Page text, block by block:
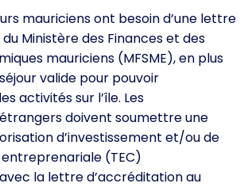
mauriciens ont besoin d’une lettre
Ministère des Finances et des
mauriciens (MFSME), en plus
valide pour pouvoir
activités sur l’île. Les
doivent soumettre une
d’investissement et/ou de
(TEC)
la lettre d’accréditation au